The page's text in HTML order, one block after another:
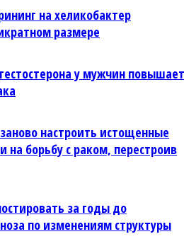
на хеликобактер
размере
у мужчин повышает
настроить истощенные
на борьбу с раком, перестроив
за годы до
по изменениям структуры